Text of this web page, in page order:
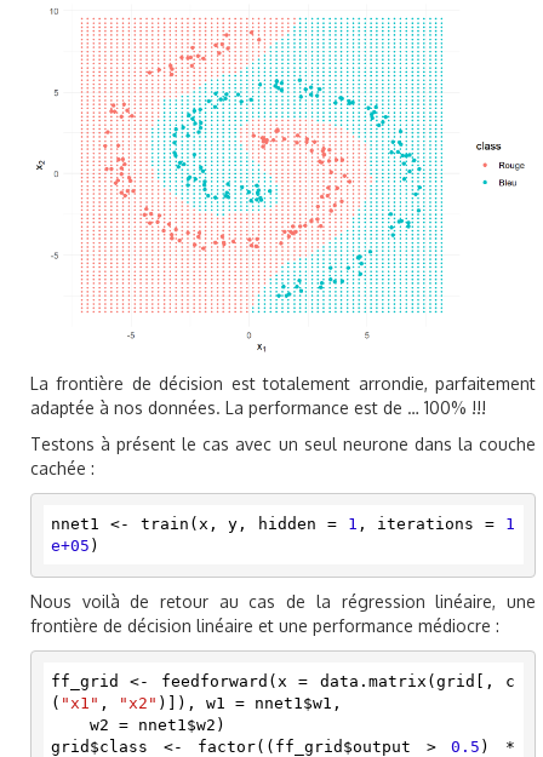
La frontière de décision est totalement arrondie, parfaitement
adaptée à nos données. La performance est de … 100% !!!
Testons à présent le cas avec un seul neurone dans la couche
cachée :
nnet1 <- train(x, y, hidden = 1 , iterations = 1
e+05 )
Nous voilà de retour au cas de la régression linéaire, une
frontière de décision linéaire et une performance médiocre :
ff_grid <- feedforward(x = data.matrix(grid[, c
( "x1" , "x2" )]), w1 = nnet1$w1,
grid$class <- factor((ff_grid$output > 0.5